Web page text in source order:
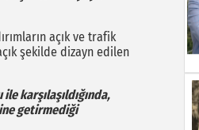
açık ve trafik
şekilde dizayn edilen
karşılaşıldığında,
getirmediği